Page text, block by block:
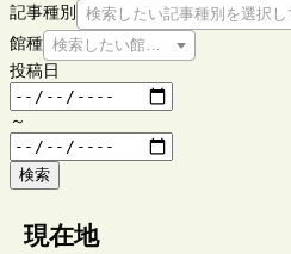
記事種別
検索したい記事種別を選択し
館種 検索したい館種を選択してください
投稿日
～
検索
現在地